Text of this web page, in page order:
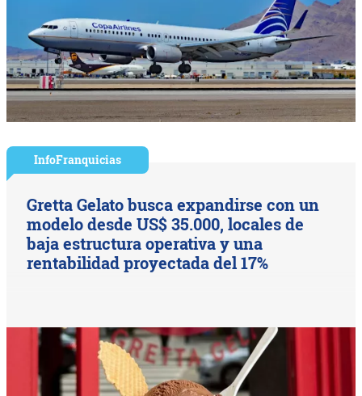
InfoFranquicias
Gretta Gelato busca expandirse con un
modelo desde US$ 35.000, locales de
baja estructura operativa y una
rentabilidad proyectada del 17%